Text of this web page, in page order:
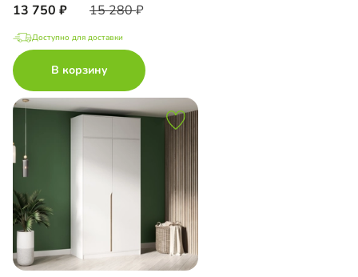
13 750 15 280
Доступно для доставки
В корзину